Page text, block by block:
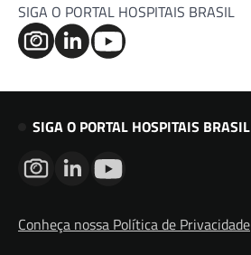
SIGA O PORTAL HOSPITAIS BRASIL
SIGA O PORTAL HOSPITAIS BRASIL
Conheça nossa Política de Privacidade